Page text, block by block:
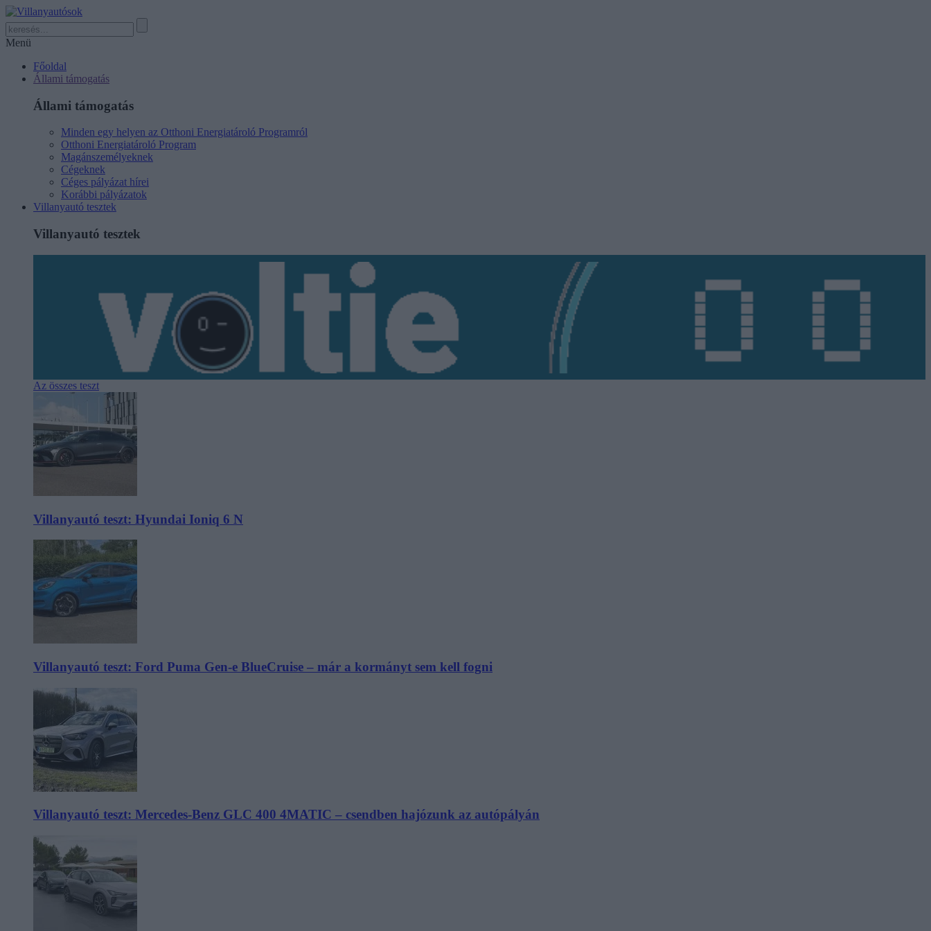
Menü
Főoldal
Állami támogatás
Állami támogatás
Minden egy helyen az Otthoni Energiatároló Programról
Otthoni Energiatároló Program
Magánszemélyeknek
Cégeknek
Céges pályázat hírei
Korábbi pályázatok
Villanyautó tesztek
Villanyautó tesztek
Az összes teszt
Villanyautó teszt: Hyundai Ioniq 6 N
Villanyautó teszt: Ford Puma Gen-e BlueCruise – már a kormányt sem kell fogni
Villanyautó teszt: Mercedes-Benz GLC 400 4MATIC – csendben hajózunk az autópályán